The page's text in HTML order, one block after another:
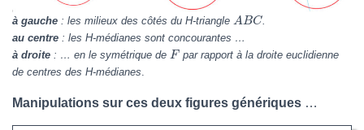
à gauche : les milieux des côtés du H-triangle ABC.
au centre : les H-médianes sont concourantes …
à droite : … en le symétrique de F par rapport à la droite euclidienne
de centres des H-médianes.
Manipulations sur ces deux figures génériques …